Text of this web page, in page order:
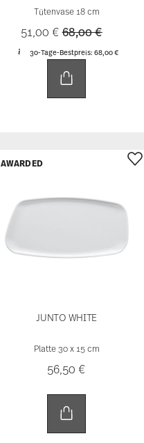
Tütenvase 18 cm
51,00 €Price reduced
68,00 €to
30-Tage-Bestpreis: 68,00 €
JUNTO WHITE
Platte 30 x 15 cm
56,50 €
AWARDED